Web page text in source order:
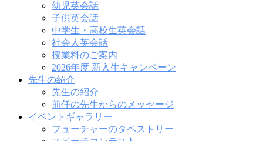
幼児英会話
子供英会話
中学生・高校生英会話
社会人英会話
授業料のご案内
2026年度 新入生キャンペーン
先生の紹介
先生の紹介
前任の先生からのメッセージ
イベントギャラリー
フューチャーのタペストリー